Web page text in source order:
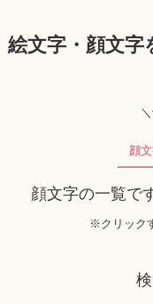
絵文字・顔文字
顔
顔文字の一覧で
※クリック